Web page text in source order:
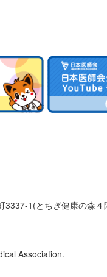
3337-1(とちぎ健康の森４
Association.